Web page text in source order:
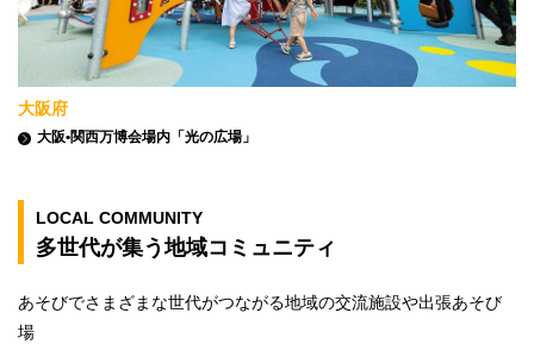
大阪府
大阪•関西万博会場内「光の広場」
LOCAL COMMUNITY
多世代が集う地域コミュニティ
あそびでさまざまな世代がつながる地域の交流施設や出張あそび
場